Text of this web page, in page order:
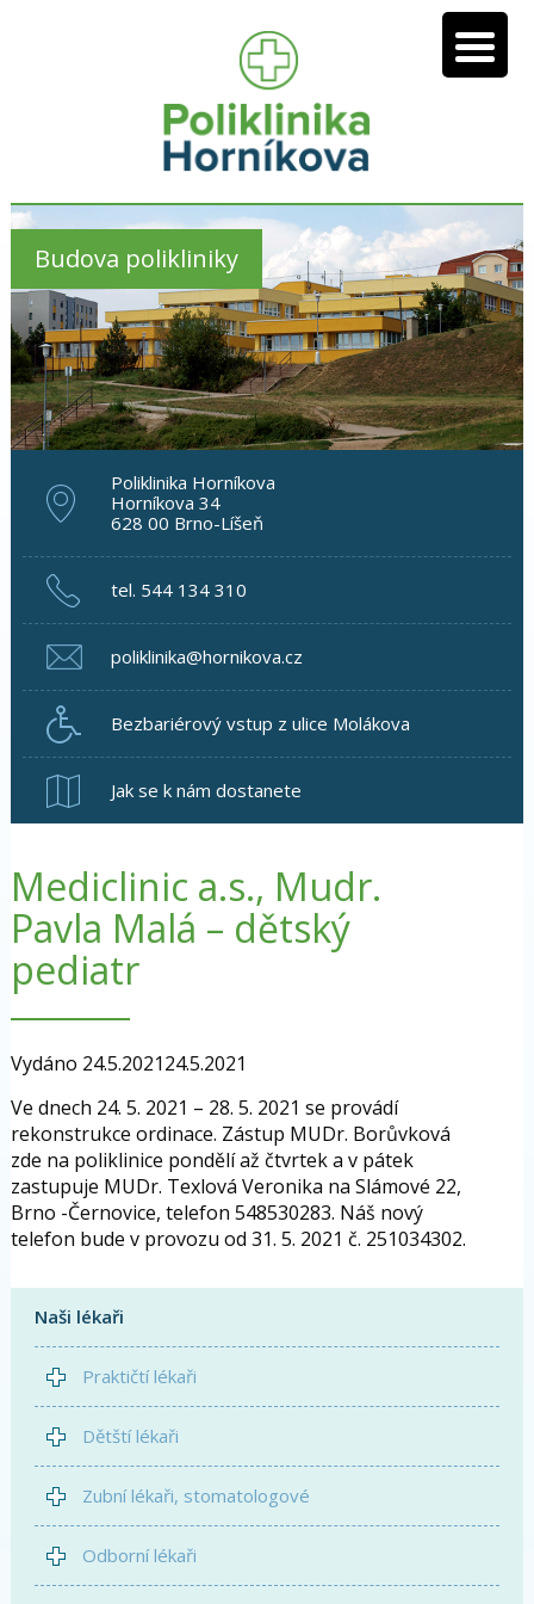
Budova polikliniky
Poliklinika Horníkova
Horníkova 34
628 00 Brno-Líšeň
tel. 544 134 310
poliklinika@hornikova.cz
Bezbariérový vstup z ulice Molákova
Jak se k nám dostanete
Mediclinic a.s., Mudr.
Pavla Malá – dětský
pediatr
Vydáno 24.5.202124.5.2021
Ve dnech 24. 5. 2021 – 28. 5. 2021 se provádí
rekonstrukce ordinace. Zástup MUDr. Borůvková
zde na poliklinice pondělí až čtvrtek a v pátek
zastupuje MUDr. Texlová Veronika na Slámové 22,
Brno -Černovice, telefon 548530283. Náš nový
telefon bude v provozu od 31. 5. 2021 č. 251034302.
Naši lékaři
Praktičtí lékaři
Dětští lékaři
Zubní lékaři, stomatologové
Odborní lékaři